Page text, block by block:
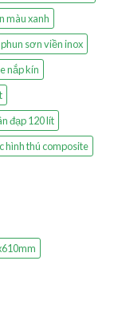
màu xanh
sơn viền inox
nắp kín
đạp 120 lít
hình thú composite